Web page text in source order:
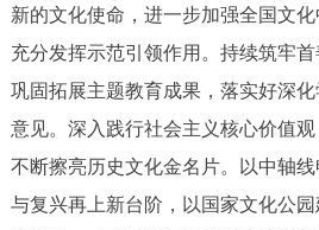
ENGLISH 한국어
DEUTSCH FRANÇAIS
ESPAÑOL العربية
新的文化使命，进一步加强全国文
充分发挥示范引领作用。持续筑牢首
巩固拓展主题教育成果，落实好深
意见。深入践行社会主义核心价值观
不断擦亮历史文化金名片。以中轴
与复兴再上新台阶，以国家文化公